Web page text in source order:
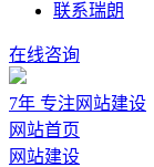
联系瑞朗
在线咨询
7年 专注网站建设
网站首页
网站建设